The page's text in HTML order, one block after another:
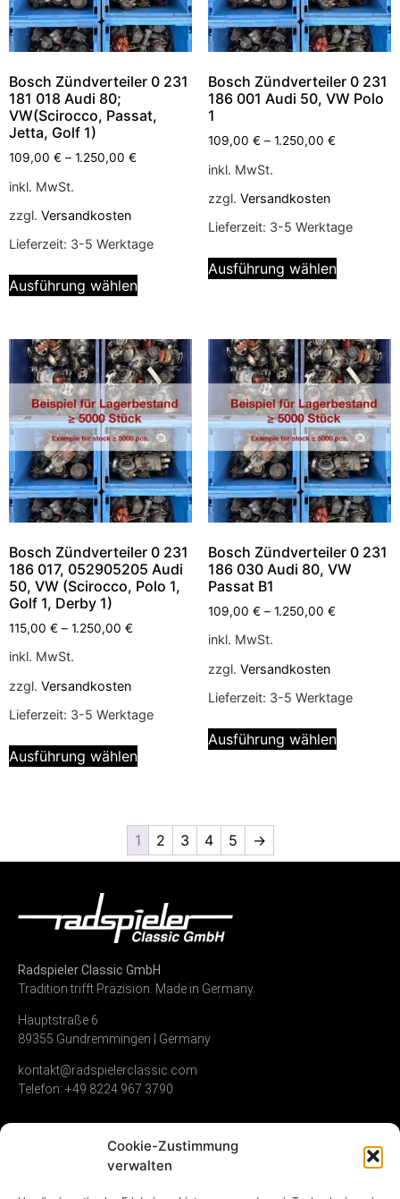
Cookie-Zustimmung
verwalten
Bosch Zündverteiler 0 231
181 018 Audi 80;
VW(Scirocco, Passat,
Jetta, Golf 1)
109,00 € – 1.250,00 €
inkl. MwSt.
zzgl. Versandkosten
Lieferzeit: 3-5 Werktage
Ausführung wählen
Bosch Zündverteiler 0 231
186 001 Audi 50, VW Polo
1
109,00 € – 1.250,00 €
inkl. MwSt.
zzgl. Versandkosten
Lieferzeit: 3-5 Werktage
Ausführung wählen
Bosch Zündverteiler 0 231
186 017, 052905205 Audi
50, VW (Scirocco, Polo 1,
Golf 1, Derby 1)
115,00 € – 1.250,00 €
inkl. MwSt.
zzgl. Versandkosten
Lieferzeit: 3-5 Werktage
Ausführung wählen
Bosch Zündverteiler 0 231
186 030 Audi 80, VW
Passat B1
109,00 € – 1.250,00 €
inkl. MwSt.
zzgl. Versandkosten
Lieferzeit: 3-5 Werktage
Ausführung wählen
1 2 3 4 5 →
Radspieler Classic GmbH
Tradition trifft Präzision. Made in Germany.
Hauptstraße 6
89355 Gundremmingen | Germany
kontakt@radspielerclassic.com
Telefon: +49 8224 967 3790
Zündverteiler Shop